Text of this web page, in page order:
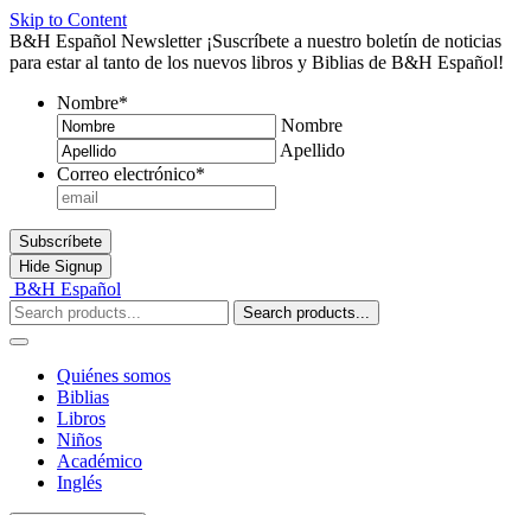
Skip to Content
B&H Español Newsletter ¡Suscríbete a nuestro boletín de noticias
para estar al tanto de los nuevos libros y Biblias de B&H Español!
Nombre*
Nombre
Apellido
Correo electrónico*
Subscríbete
Hide Signup
B&H Español
Search products...
Quiénes somos
Biblias
Libros
Niños
Académico
Inglés